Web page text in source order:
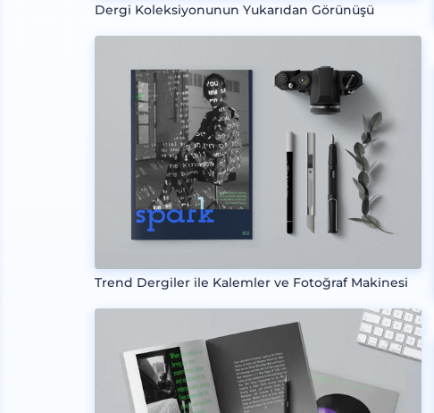
Dergi Koleksiyonunun Yukarıdan Görünüşü
Trend Dergiler ile Kalemler ve Fotoğraf Makinesi